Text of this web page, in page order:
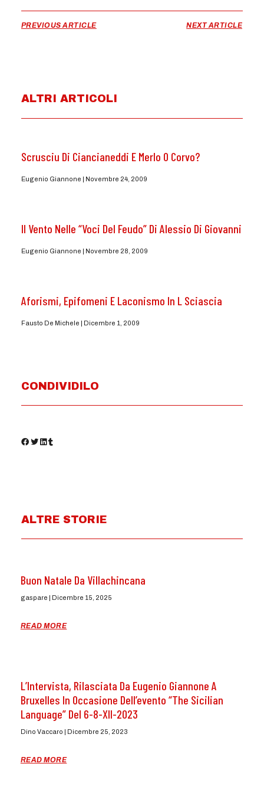
PREVIOUS ARTICLE NEXT ARTICLE
ALTRI ARTICOLI
Scrusciu Di Ciancianeddi E Merlo O Corvo?
Eugenio Giannone Novembre 24, 2009
Il Vento Nelle “Voci Del Feudo” Di Alessio Di Giovanni
Eugenio Giannone Novembre 28, 2009
Aforismi, Epifomeni E Laconismo In L Sciascia
Fausto De Michele Dicembre 1, 2009
CONDIVIDILO
ALTRE STORIE
Buon Natale Da Villachincana
gaspare Dicembre 15, 2025
READ MORE
L’Intervista, Rilasciata Da Eugenio Giannone A
Bruxelles In Occasione Dell’evento “The Sicilian
Language” Del 6-8-XII-2023
Dino Vaccaro Dicembre 25, 2023
READ MORE